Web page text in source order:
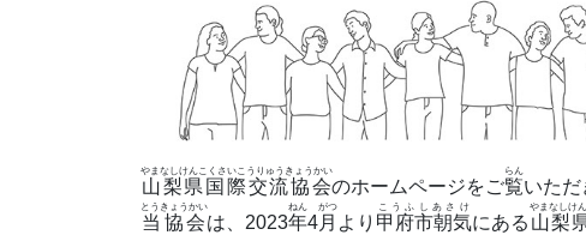
山梨県国際交流協会
やまなしけんこくさいこうりゅうきょうかい
のホームページをご覧
らん
いただ
当協会
とうきょうかい
は、2023年
ねん
4月
がつ
より 甲府市朝気
こうふしあさけ
にある 山梨
やまなしけ